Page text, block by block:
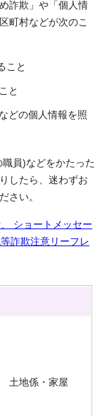
詐欺」や「個人情
町村などが次のこ
こと
と
どの個人情報を照
員)などをかたった
したら、迷わずお
さい。
ショートメッセー
詐欺注意リーフレ
土地係・家屋